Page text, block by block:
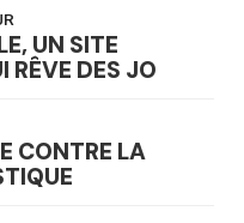
UN SITE
RÊVE DES JO
CONTRE LA